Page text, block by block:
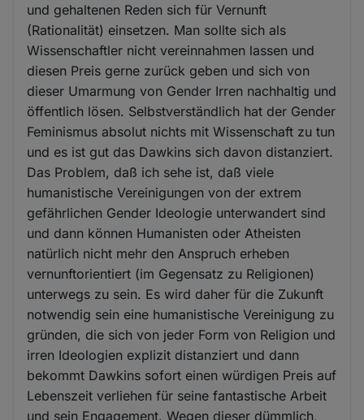
und gehaltenen Reden sich für Vernunft
(Rationalität) einsetzen. Man sollte sich als
Wissenschaftler nicht vereinnahmen lassen und
diesen Preis gerne zurück geben und sich von
dieser Umarmung von Gender Irren nachhaltig und
öffentlich lösen. Selbstverständlich hat der Gender
Feminismus absolut nichts mit Wissenschaft zu tun
und es ist gut das Dawkins sich davon distanziert.
Das Problem, daß ich sehe ist, daß viele
humanistische Vereinigungen von der extrem
gefährlichen Gender Ideologie unterwandert sind
und dann können Humanisten oder Atheisten
natürlich nicht mehr den Anspruch erheben
vernunftorientiert (im Gegensatz zu Religionen)
unterwegs zu sein. Es wird daher für die Zukunft
notwendig sein eine humanistische Vereinigung zu
gründen, die sich von jeder Form von Religion und
irren Ideologien explizit distanziert und dann
bekommt Dawkins sofort einen würdigen Preis auf
Lebenszeit verliehen für seine fantastische Arbeit
und sein Engagement. Wegen dieser dümmlich,